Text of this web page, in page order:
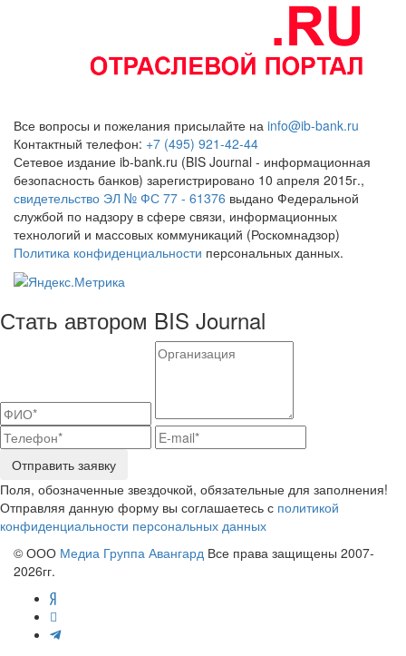
Все вопросы и пожелания присылайте на info@ib-bank.ru
Контактный телефон: +7 (495) 921-42-44
Сетевое издание ib-bank.ru (BIS Journal - информационная
безопасность банков) зарегистрировано 10 апреля 2015г.,
свидетельство ЭЛ № ФС 77 - 61376 выдано Федеральной
службой по надзору в сфере связи, информационных
технологий и массовых коммуникаций (Роскомнадзор)
Политика конфиденциальности персональных данных.
Стать автором BIS Journal
Отправить заявку
Поля, обозначенные звездочкой, обязательные для заполнения!
Отправляя данную форму вы соглашаетесь с политикой
конфиденциальности персональных данных
© ООО Медиа Группа Авангард Все права защищены 2007-
2026гг.